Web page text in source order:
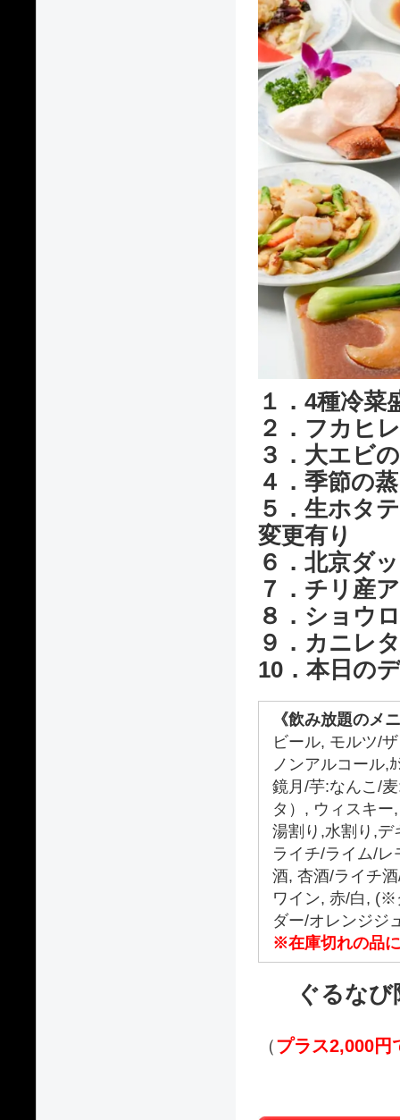
１．4種冷菜
２．フカヒ
３．大エビ
４．季節の
５．生ホタ
変更有り
６．北京ダ
７．チリ産
８．ショウ
９．カニレ
10．本日の
《飲み放題のメ
ビール, モルツ/
ノンアルコール,
鏡月/芋:なんこ/
タ）, ウィスキ
湯割り,水割り,デ
ライチ/ライム/
酒, 杏酒/ライチ
ワイン, 赤/白, (※
ダー/オレンジジ
※在庫切れの品
ぐるな
（プラス2,000